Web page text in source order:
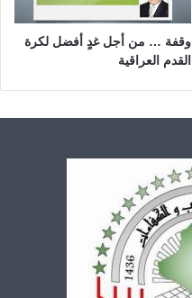
وقفة … من أجل غدٍ أفضل لكرة
القدم العراقية